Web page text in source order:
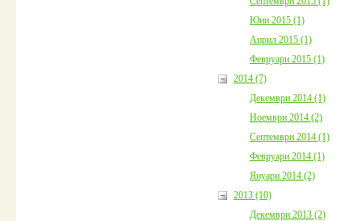
Юни 2015 (1)
Април 2015 (1)
Февруари 2015 (1)
2014 (7)
Декември 2014 (1)
Ноември 2014 (2)
Септември 2014 (1)
Февруари 2014 (1)
Януари 2014 (2)
2013 (10)
Декември 2013 (2)